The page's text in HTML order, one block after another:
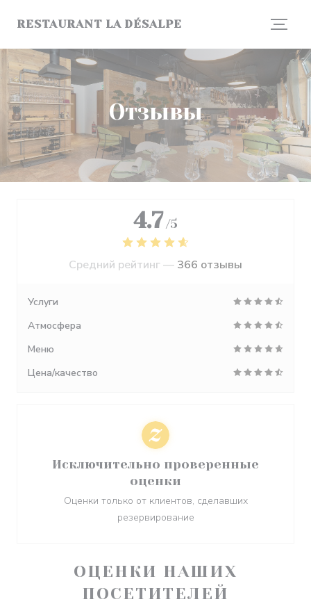
RESTAURANT LA DÉSALPE
Отзывы
ОЦЕНКИ НАШИХ
ПОСЕТИТЕЛЕЙ
4.7 /5
Средний рейтинг — 366 отзывы
Услуги
Атмосфера
Меню
Цена/качество
Исключительно проверенные
оценки
Оценки только от клиентов, сделавших
резервирование